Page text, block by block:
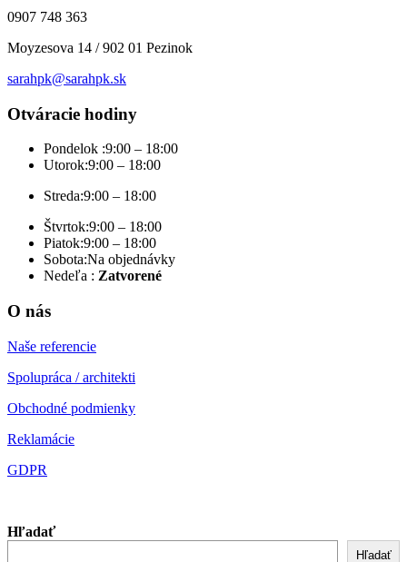
0907 748 363
Moyzesova 14 / 902 01 Pezinok
sarahpk@sarahpk.sk
Otváracie hodiny
Pondelok :9:00 – 18:00
Utorok:9:00 – 18:00
Streda:9:00 – 18:00
Štvrtok:9:00 – 18:00
Piatok:9:00 – 18:00
Sobota:Na objednávky
Nedeľa : Zatvorené
O nás
Naše referencie
Spolupráca / architekti
Obchodné podmienky
Reklamácie
GDPR
Hľadať
Hľadať